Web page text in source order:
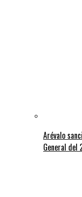
Arévalo
General del